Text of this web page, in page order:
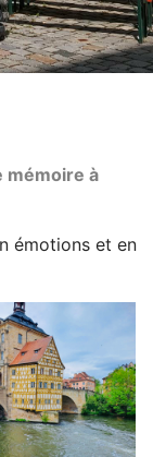
mémoire à
émotions et en